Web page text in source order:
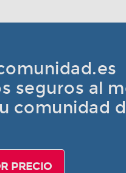
seguros al
comunidad
PRECIO